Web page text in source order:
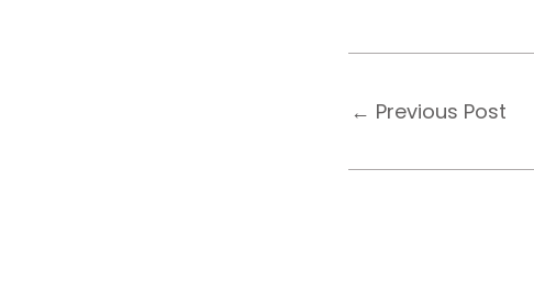
← Previous Post